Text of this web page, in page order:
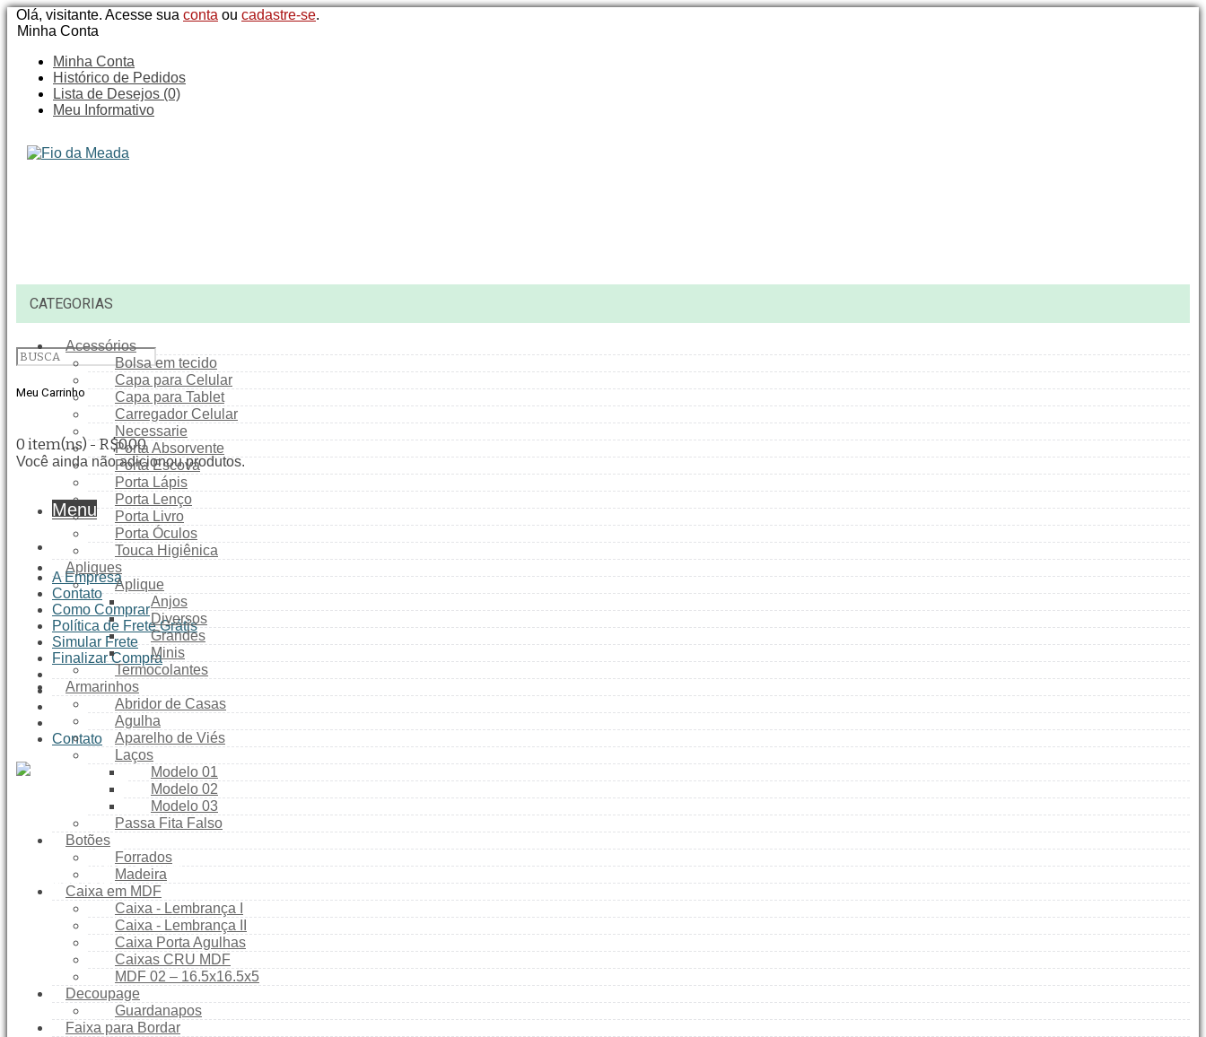
Olá, visitante. Acesse sua conta ou cadastre-se.
Minha Conta
Minha Conta
Histórico de Pedidos
Lista de Desejos (0)
Meu Informativo
Meu Carrinho
0 item(ns) - R$0,00
Você ainda não adicionou produtos.
Menu
A Empresa
Contato
Como Comprar
Política de Frete Grátis
Simular Frete
Finalizar Compra
Contato
Como Comprar
Política de Frete Grátis
Simular Frete
Finalizar Compra
CATEGORIAS
Acessórios
Bolsa em tecido
Capa para Celular
Capa para Tablet
Carregador Celular
Necessarie
Porta Absorvente
Porta Escova
Porta Lápis
Porta Lenço
Porta Livro
Porta Óculos
Touca Higiênica
Apliques
Aplique
Anjos
Diversos
Grandes
Minis
Termocolantes
Armarinhos
Abridor de Casas
Agulha
Aparelho de Viés
Laços
Modelo 01
Modelo 02
Modelo 03
Passa Fita Falso
Botões
Forrados
Madeira
Caixa em MDF
Caixa - Lembrança I
Caixa - Lembrança II
Caixa Porta Agulhas
Caixas CRU MDF
MDF 02 – 16.5x16.5x5
Decoupage
Guardanapos
Faixa para Bordar